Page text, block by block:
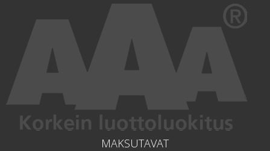
MAKSUTAVAT